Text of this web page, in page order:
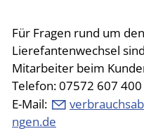
Für Fragen rund um
Lierefantenwechsel
Mitarbeiter beim
Telefon: 07572 607 400
E-Mail:
v rbr chs
ng n d